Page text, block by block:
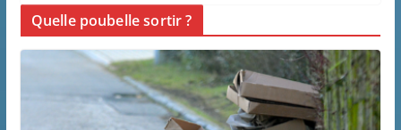
Quelle poubelle sortir ?